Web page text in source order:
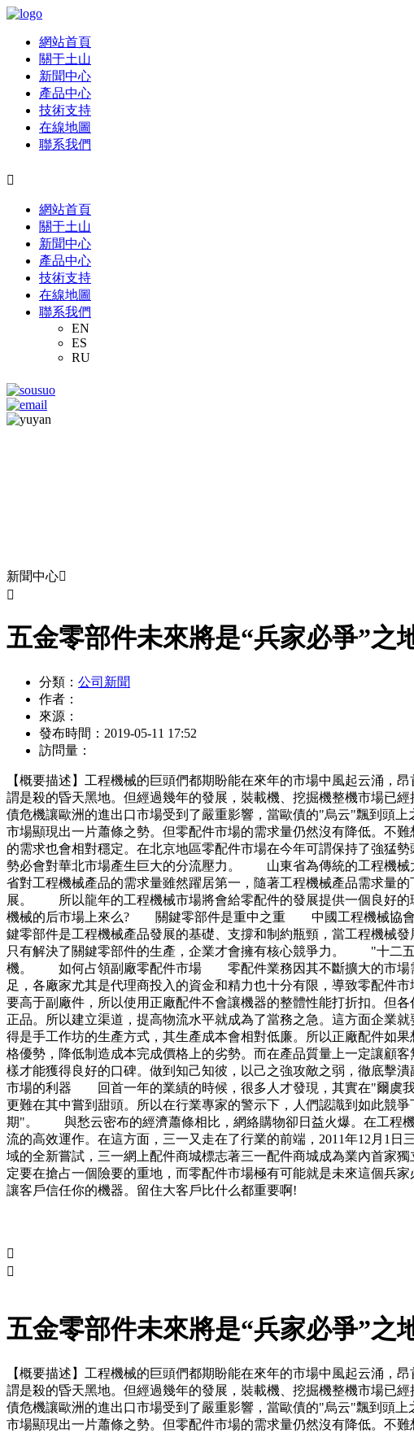
網站首頁
關于土山
新聞中心
產品中心
技術支持
在線地圖
聯系我們

網站首頁
關于土山
新聞中心
產品中心
技術支持
在線地圖
聯系我們
EN
ES
RU
新聞中心

五金零部件未來將是“兵家必爭”之
分類： 公司新聞
作者：
來源：
發布時間： 2019-05-11 17:52
訪問量：
【概要描述】 工程機械的巨頭們都期盼能在來年的市場中風起云涌，
謂是殺的昏天黑地。但經過幾年的發展，裝載機、挖掘機整機市場已
債危機讓歐洲的進出口市場受到了嚴重影響，當歐債的"烏云"飄到
市場顯現出一片蕭條之勢。但零配件市場的需求量仍然沒有降低。不
的需求也會相對穩定。在北京地區零配件市場在今年可謂保持了強猛
勢必會對華北市場產生巨大的分流壓力。 山東省為傳統的工程機械
省對工程機械產品的需求量雖然躍居第一，隨著工程機械產品需求量
展。 所以龍年的工程機械市場將會給零配件的發展提供一個良好的
機械的后市場上來么? 關鍵零部件是重中之重 中國工程機械協會蘇
鍵零部件是工程機械產品發展的基礎、支撐和制約瓶頸，當工程機械
只有解決了關鍵零部件的生產，企業才會擁有核心競爭力。 "十二
機。 如何占領副廠零配件市場 零配件業務因其不斷擴大的市場需
足，各廠家尤其是代理商投入的資金和精力也十分有限，導致零配
要高于副廠件，所以使用正廠配件不會讓機器的整體性能打折扣。但
正品。所以建立渠道，提高物流水平就成為了當務之急。這方面企
得是手工作坊的生產方式，其生產成本會相對低廉。所以正廠配件如
格優勢，降低制造成本完成價格上的劣勢。而在產品質量上一定讓顧
樣才能獲得良好的口碑。做到知己知彼，以己之強攻敵之弱，徹底
市場的利器 回首一年的業績的時候，很多人才發現，其實在"爾虞我
更難在其中嘗到甜頭。所以在行業專家的警示下，人們認識到如此競
期"。 與愁云密布的經濟蕭條相比，網絡購物卻日益火爆。在工程機
流的高效運作。在這方面，三一又走在了行業的前端，2011年12月1
域的全新嘗試，三一網上配件商城標志著三一配件商城成為業內首
定要在搶占一個險要的重地，而零配件市場極有可能就是未來這個兵
讓客戶信任你的機器。留住大客戶比什么都重要啊!


五金零部件未來將是“兵家必爭”之
【概要描述】 工程機械的巨頭們都期盼能在來年的市場中風起云涌，
謂是殺的昏天黑地。但經過幾年的發展，裝載機、挖掘機整機市場已
債危機讓歐洲的進出口市場受到了嚴重影響，當歐債的"烏云"飄到
市場顯現出一片蕭條之勢。但零配件市場的需求量仍然沒有降低。不